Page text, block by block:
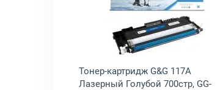
Пурпурный 700стр, W2073A
товар: Тонер-картридж HP Inc. 117A Лазерный
Открыть товар:
Тонер-картридж G&G 117A
Лазерный Голубой 700стр, GG-